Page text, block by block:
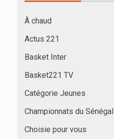
À chaud
Actus 221
Basket Inter
Basket221 TV
Catégorie Jeunes
Championnats du Sénégal
Choisie pour vous